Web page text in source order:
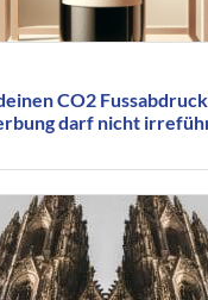
CO2
darf nicht